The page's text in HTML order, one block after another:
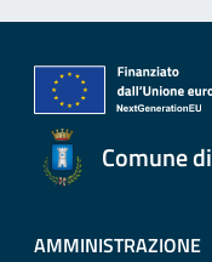
Comune
AMMINISTRAZIONE